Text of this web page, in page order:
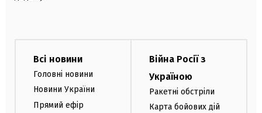
Всі новини
Головні новини
Новини України
Прямий ефір
Війна Росії з
Україною
Ракетні обстріли
Карта бойових дій